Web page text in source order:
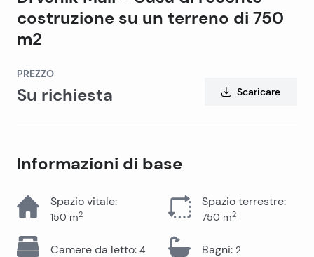
costruzione su un terreno di 750
m2
PREZZO
Su richiesta Scaricare
Informazioni di base
Spazio vitale:
150 m2
Spazio terrestre:
750 m2
Camere da letto: 4 Bagni: 2